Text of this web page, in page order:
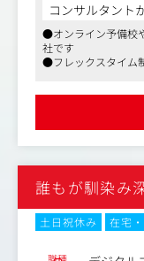
ご経験に合わせて
案から～広告アカ
ースまで一気通貫
仕事できます。
また、Webだけで
ティング、TVCM
〈具体的な業務内
■インターネット
■データに基づい
コンサルタント
●オンライン予備校
社です
●フレックスタイム
や研修参加費用負
誰もが馴染み
土日祝休み 在宅